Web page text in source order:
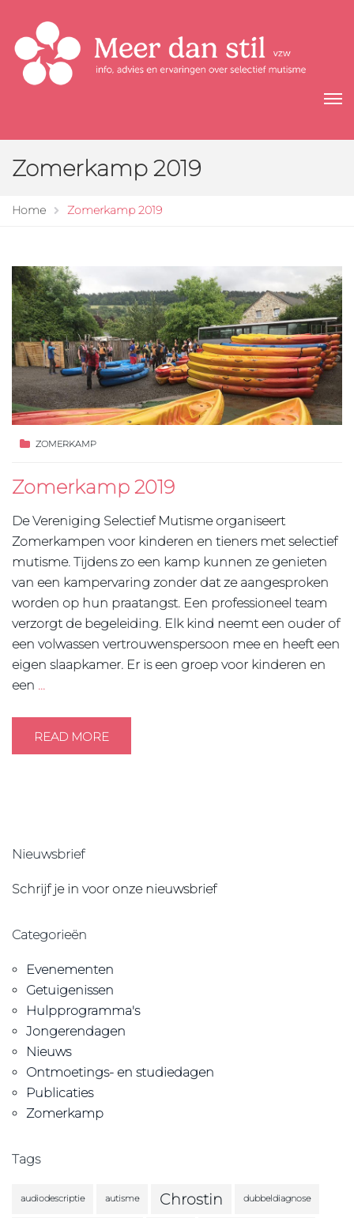
Zomerkamp 2019
Home Zomerkamp 2019
ZOMERKAMP
Zomerkamp 2019
De Vereniging Selectief Mutisme organiseert
Zomerkampen voor kinderen en tieners met selectief
mutisme. Tijdens zo een kamp kunnen ze genieten
van een kampervaring zonder dat ze aangesproken
worden op hun praatangst. Een professioneel team
verzorgt de begeleiding. Elk kind neemt een ouder of
een volwassen vertrouwenspersoon mee en heeft een
eigen slaapkamer. Er is een groep voor kinderen en
een …
READ MORE
Nieuwsbrief
Schrijf je in voor onze nieuwsbrief
Categorieën
Evenementen
Getuigenissen
Hulpprogramma's
Jongerendagen
Nieuws
Ontmoetings- en studiedagen
Publicaties
Zomerkamp
Tags
audiodescriptie autisme Chrostin dubbeldiagnose